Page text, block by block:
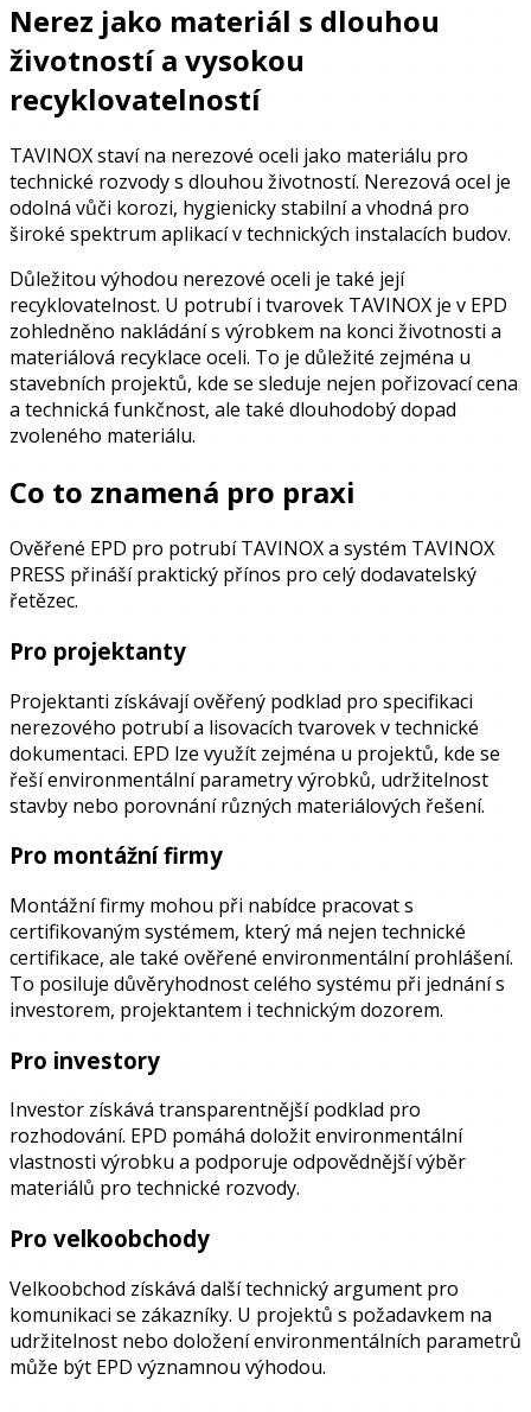
Nerez jako materiál s dlouhou
životností a vysokou
recyklovatelností
TAVINOX staví na nerezové oceli jako materiálu pro
technické rozvody s dlouhou životností. Nerezová ocel je
odolná vůči korozi, hygienicky stabilní a vhodná pro
široké spektrum aplikací v technických instalacích budov.
Důležitou výhodou nerezové oceli je také její
recyklovatelnost. U potrubí i tvarovek TAVINOX je v EPD
zohledněno nakládání s výrobkem na konci životnosti a
materiálová recyklace oceli. To je důležité zejména u
stavebních projektů, kde se sleduje nejen pořizovací cena
a technická funkčnost, ale také dlouhodobý dopad
zvoleného materiálu.
Co to znamená pro praxi
Ověřené EPD pro potrubí TAVINOX a systém TAVINOX
PRESS přináší praktický přínos pro celý dodavatelský
řetězec.
Pro projektanty
Projektanti získávají ověřený podklad pro specifikaci
nerezového potrubí a lisovacích tvarovek v technické
dokumentaci. EPD lze využít zejména u projektů, kde se
řeší environmentální parametry výrobků, udržitelnost
stavby nebo porovnání různých materiálových řešení.
Pro montážní firmy
Montážní firmy mohou při nabídce pracovat s
certifikovaným systémem, který má nejen technické
certifikace, ale také ověřené environmentální prohlášení.
To posiluje důvěryhodnost celého systému při jednání s
investorem, projektantem i technickým dozorem.
Pro investory
Investor získává transparentnější podklad pro
rozhodování. EPD pomáhá doložit environmentální
vlastnosti výrobku a podporuje odpovědnější výběr
materiálů pro technické rozvody.
Pro velkoobchody
Velkoobchod získává další technický argument pro
komunikaci se zákazníky. U projektů s požadavkem na
udržitelnost nebo doložení environmentálních parametrů
může být EPD významnou výhodou.